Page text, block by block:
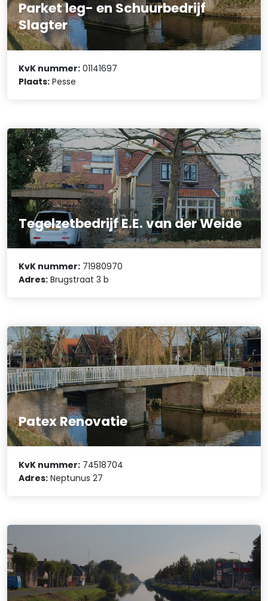
Parket leg- en Schuurbedrijf
Slagter
KvK nummer: 01141697
Plaats: Pesse
Tegelzetbedrijf E.E. van der Weide
KvK nummer: 71980970
Adres: Brugstraat 3 b
Patex Renovatie
KvK nummer: 74518704
Adres: Neptunus 27